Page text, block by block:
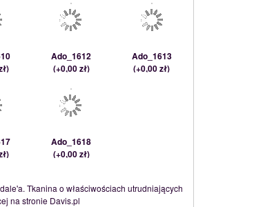
)
Ado_1612
(+0,00 zł)
Ado_1613
(+0,00 zł)
)
Ado_1618
(+0,00 zł)
Tkanina o właściwościach utrudniających
na stronie Davis.pl